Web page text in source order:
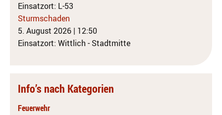
Einsatzort: L-53
Sturmschaden
5. August 2026 | 12:50
Einsatzort: Wittlich - Stadtmitte
Info’s nach Kategorien
Feuerwehr